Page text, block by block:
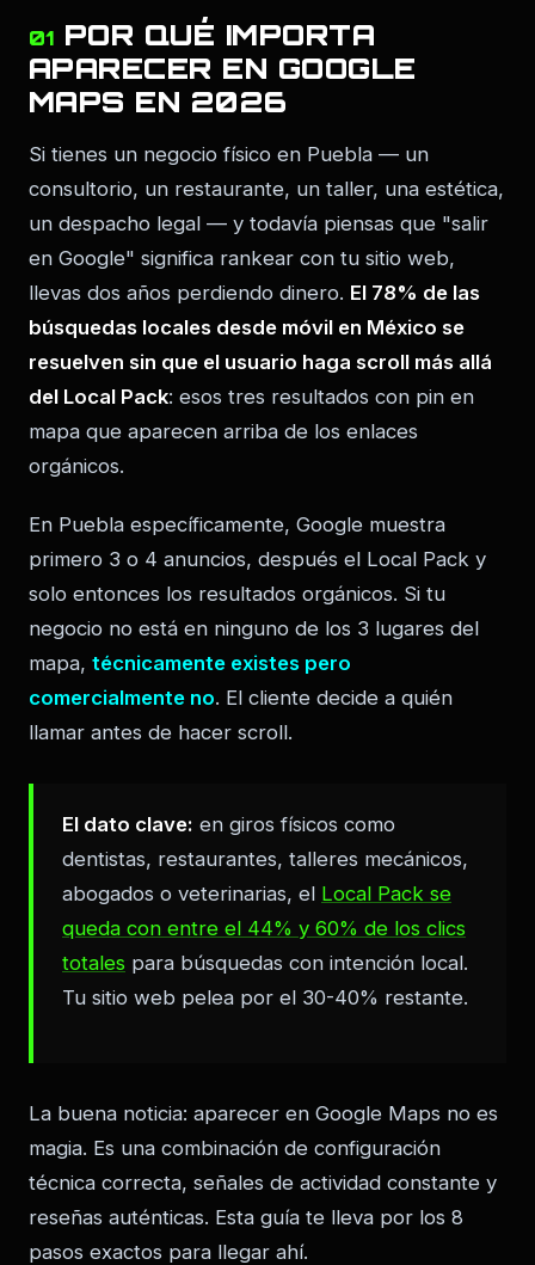
01 POR QUÉ IMPORTA
APARECER EN GOOGLE
MAPS EN 2026
Si tienes un negocio físico en Puebla — un
consultorio, un restaurante, un taller, una estética,
un despacho legal — y todavía piensas que "salir
en Google" significa rankear con tu sitio web,
llevas dos años perdiendo dinero. El 78% de las
búsquedas locales desde móvil en México se
resuelven sin que el usuario haga scroll más allá
del Local Pack: esos tres resultados con pin en
mapa que aparecen arriba de los enlaces
orgánicos.
En Puebla específicamente, Google muestra
primero 3 o 4 anuncios, después el Local Pack y
solo entonces los resultados orgánicos. Si tu
negocio no está en ninguno de los 3 lugares del
mapa, técnicamente existes pero
comercialmente no. El cliente decide a quién
llamar antes de hacer scroll.
El dato clave: en giros físicos como
dentistas, restaurantes, talleres mecánicos,
abogados o veterinarias, el Local Pack se
queda con entre el 44% y 60% de los clics
totales para búsquedas con intención local.
Tu sitio web pelea por el 30-40% restante.
La buena noticia: aparecer en Google Maps no es
magia. Es una combinación de configuración
técnica correcta, señales de actividad constante y
reseñas auténticas. Esta guía te lleva por los 8
pasos exactos para llegar ahí.